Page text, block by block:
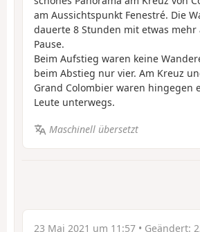
am Aussichtspunkt Fenestré. Die
dauerte 8 Stunden mit etwas mehr
Pause.
Beim Aufstieg waren keine
beim Abstieg nur vier. Am Kreuz
Grand Colombier waren hingegen
Leute unterwegs.
Maschinell übersetzt
23 Mai 2021 um 11:57 • Geändert: